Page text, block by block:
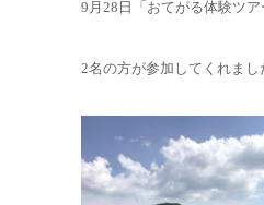
9月28日「おてがる体験ツア
2名の方が参加してくれまし